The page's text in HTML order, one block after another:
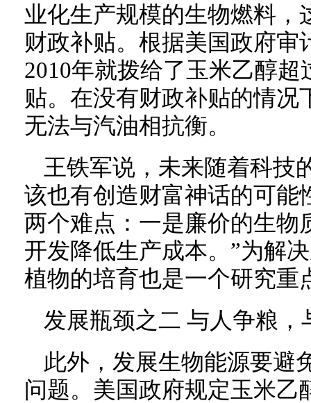
业化生产规模的生物燃料，
财政补贴。根据美国政府审
2010年就拨给了玉米乙醇超
贴。在没有财政补贴的情况
无法与汽油相抗衡。
王铁军说，未来随着科技
该也有创造财富神话的可能
两个难点：一是廉价的生物
开发降低生产成本。”为解
植物的培育也是一个研究重
发展瓶颈之二 与人争粮，
此外，发展生物能源要避
问题。美国政府规定玉米乙